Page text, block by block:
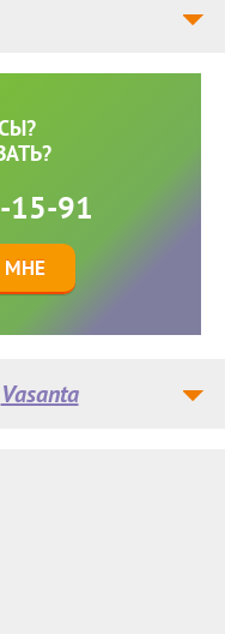
15-91
МНЕ
Vasanta